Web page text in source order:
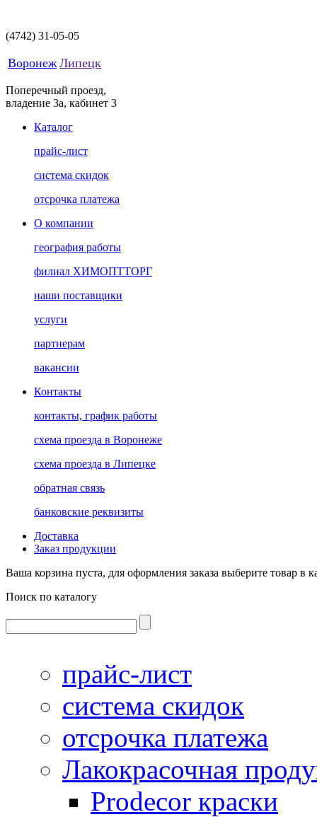
(4742) 31-05-05
Воронеж Липецк
Поперечный проезд,
владение 3а, кабинет 3
Каталог
прайс-лист
система скидок
отсрочка платежа
О компании
география работы
филиал ХИМОПТТОРГ
наши поставщики
услуги
партнерам
вакансии
Контакты
контакты, график работы
схема проезда в Воронеже
схема проезда в Липецке
обратная связь
банковские реквизиты
Доставка
Заказ продукции
Ваша корзина пуста, для оформления заказа выберите товар в
Поиск по каталогу
прайс-лист
система скидок
отсрочка платежа
Лакокрасочная
Prodecor краски